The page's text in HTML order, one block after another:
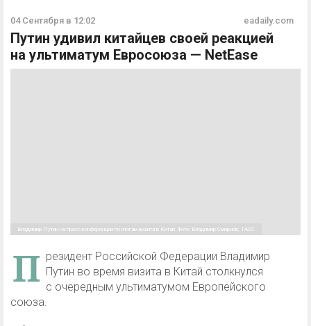
04 Сентября в 12:02 eadaily.com
Путин удивил китайцев своей реакцией
на ультиматум Евросоюза — NetEase
Владимир Путин на пресс-конференции по итогам визита в Китай. Фото: Владимир Смирнов, ТАСС
П резидент Российской Федерации Владимир
Путин во время визита в Китай столкнулся
с очередным ультиматумом Европейского
союза.